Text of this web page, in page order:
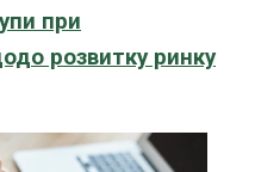
при
розвитку ринку